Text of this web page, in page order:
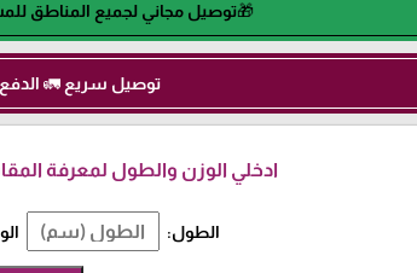
🎁توصيل مجاني لجميع المناطق للمشتريات بـ500
توصيل سريع 🚛 الدفع
ادخلي الوزن والطول لمعرفة
الطول: